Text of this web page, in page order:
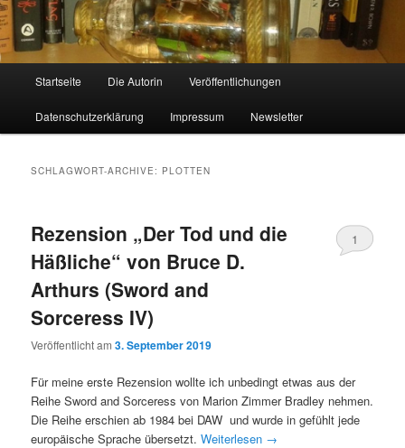
Zum
Inhalt
Zum
sekundären
Startseite Die Autorin Veröffentlichungen
Datenschutzerklärung Impressum Newsletter
SCHLAGWORT-ARCHIVE: PLOTTEN
Rezension „Der Tod und die
Häßliche“ von Bruce D.
Arthurs (Sword and
Sorceress IV)
Veröffentlicht am3. September 2019
1
Für meine erste Rezension wollte ich unbedingt etwas aus der
Reihe Sword and Sorceress von Marion Zimmer Bradley nehmen.
Die Reihe erschien ab 1984 bei DAW und wurde in gefühlt jede
europäische Sprache übersetzt.Weiterlesen →